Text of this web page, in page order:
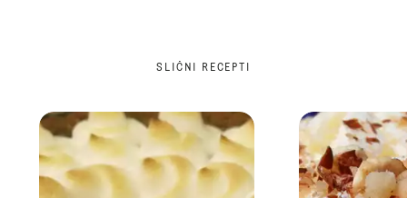
SLIČNI RECEPTI